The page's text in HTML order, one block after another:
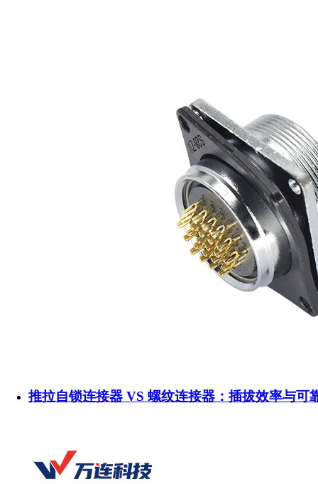
推拉自锁连接器 VS 螺纹连接器：插拔效率与可